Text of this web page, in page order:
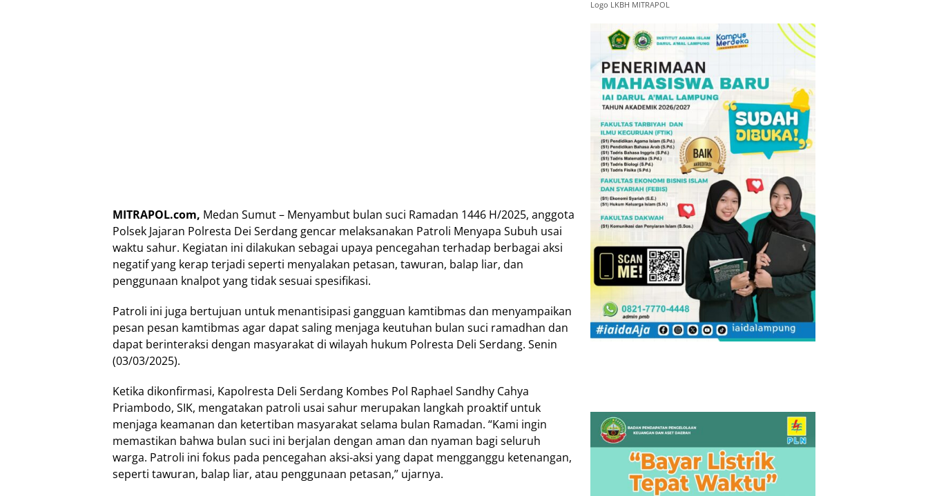
MITRAPOL.com, Medan Sumut – Menyambut bulan suci Ramadan 1446 H/2025, anggota
Polsek Jajaran Polresta Dei Serdang gencar melaksanakan Patroli Menyapa Subuh usai
waktu sahur. Kegiatan ini dilakukan sebagai upaya pencegahan terhadap berbagai aksi
negatif yang kerap terjadi seperti menyalakan petasan, tawuran, balap liar, dan
penggunaan knalpot yang tidak sesuai spesifikasi.
Patroli ini juga bertujuan untuk menantisipasi gangguan kamtibmas dan menyampaikan
pesan pesan kamtibmas agar dapat saling menjaga keutuhan bulan suci ramadhan dan
dapat berinteraksi dengan masyarakat di wilayah hukum Polresta Deli Serdang. Senin
(03/03/2025).
Ketika dikonfirmasi, Kapolresta Deli Serdang Kombes Pol Raphael Sandhy Cahya
Priambodo, SIK, mengatakan patroli usai sahur merupakan langkah proaktif untuk
menjaga keamanan dan ketertiban masyarakat selama bulan Ramadan. “Kami ingin
memastikan bahwa bulan suci ini berjalan dengan aman dan nyaman bagi seluruh
warga. Patroli ini fokus pada pencegahan aksi-aksi yang dapat mengganggu ketenangan,
seperti tawuran, balap liar, atau penggunaan petasan,” ujarnya.
Logo LKBH MITRAPOL